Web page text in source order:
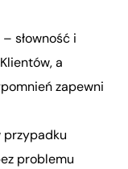
– słowność i
a
zapewni
przypadku
problemu